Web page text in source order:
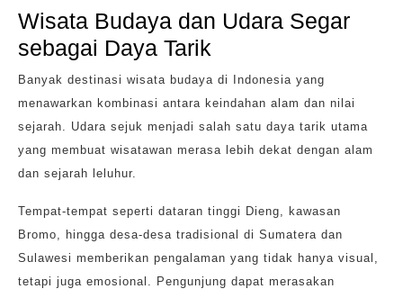
Wisata Budaya dan Udara Segar
sebagai Daya Tarik
Banyak destinasi wisata budaya di Indonesia yang
menawarkan kombinasi antara keindahan alam dan nilai
sejarah. Udara sejuk menjadi salah satu daya tarik utama
yang membuat wisatawan merasa lebih dekat dengan alam
dan sejarah leluhur.
Tempat-tempat seperti dataran tinggi Dieng, kawasan
Bromo, hingga desa-desa tradisional di Sumatera dan
Sulawesi memberikan pengalaman yang tidak hanya visual,
tetapi juga emosional. Pengunjung dapat merasakan